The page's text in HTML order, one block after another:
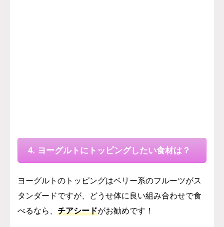
4. ヨーグルトにトッピングしたい食材は？
ヨーグルトのトッピングはベリー系のフルーツがス
タンダードですが、どうせ体に良い組み合わせで食
べるなら、 チアシードがお勧めです！